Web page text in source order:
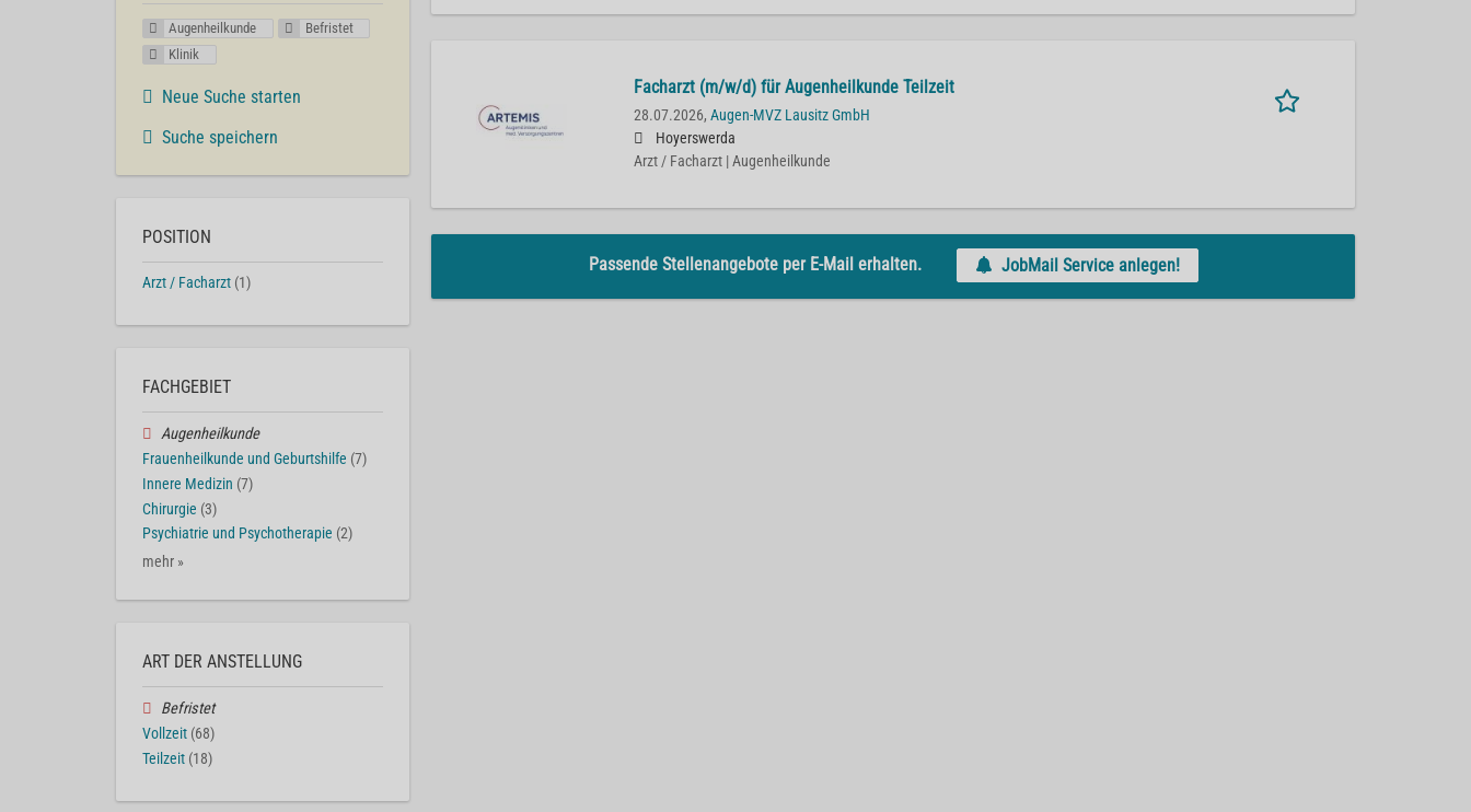
Facharzt (m/w/d) für Augenheilkunde Teilzeit
28.07.2026, Augen-MVZ Lausitz GmbH
Hoyerswerda
Arzt / Facharzt | Augenheilkunde
Passende Stellenangebote per E-Mail erhalten. JobMail Service anlegen!
Augenheilkunde
Befristet
Klinik
Neue Suche starten
Suche speichern
POSITION
Arzt / Facharzt (1)
FACHGEBIET
Augenheilkunde
Frauenheilkunde und Geburtshilfe (7)
Innere Medizin (7)
Chirurgie (3)
Psychiatrie und Psychotherapie (2)
mehr »
ART DER ANSTELLUNG
Befristet
Vollzeit (68)
Teilzeit (18)